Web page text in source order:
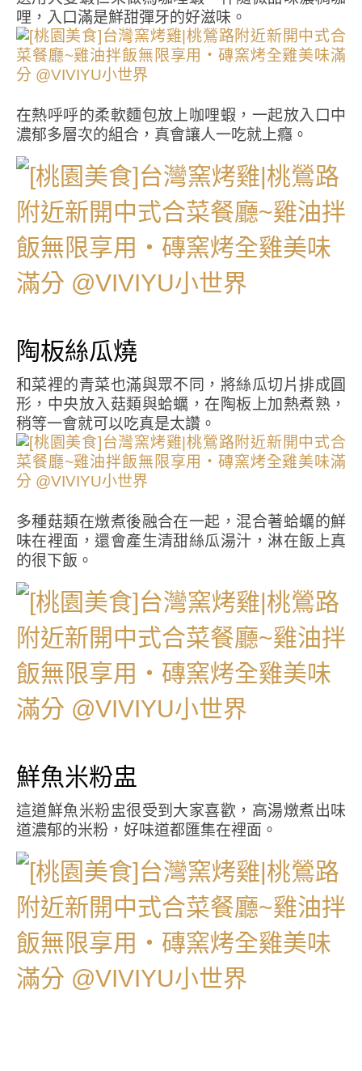
哩，入口滿是鮮甜彈牙的好滋味。
在熱呼呼的柔軟麵包放上咖哩蝦，一起放入口中
濃郁多層次的組合，真會讓人一吃就上癮。
陶板絲瓜燒
和菜裡的青菜也滿與眾不同，將絲瓜切片排成圓
形，中央放入菇類與蛤蠣，在陶板上加熱煮熟，
稍等一會就可以吃真是太讚。
多種菇類在燉煮後融合在一起，混合著蛤蠣的鮮
味在裡面，還會產生清甜絲瓜湯汁，淋在飯上真
的很下飯。
鮮魚米粉盅
這道鮮魚米粉盅很受到大家喜歡，高湯燉煮出味
道濃郁的米粉，好味道都匯集在裡面。